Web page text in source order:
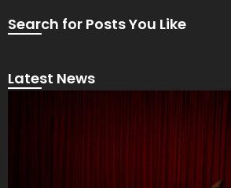
Search for Posts You Like
Latest News